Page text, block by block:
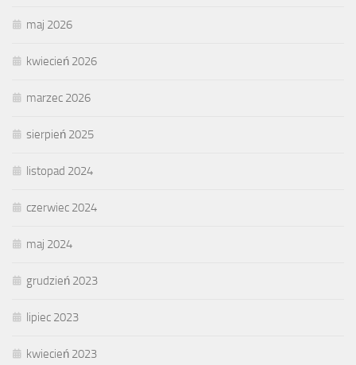
maj 2026
kwiecień 2026
marzec 2026
sierpień 2025
listopad 2024
czerwiec 2024
maj 2024
grudzień 2023
lipiec 2023
kwiecień 2023